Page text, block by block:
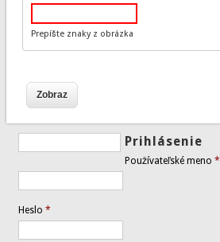
Prepíšte znaky z obrázka
Prihlásenie
Používateľské meno*
Heslo*